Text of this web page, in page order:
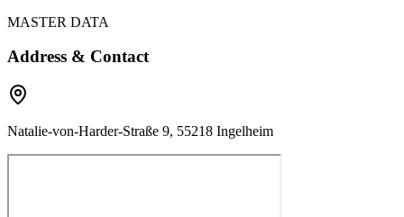
MASTER DATA
Address & Contact
Natalie-von-Harder-Straße 9, 55218 Ingelheim